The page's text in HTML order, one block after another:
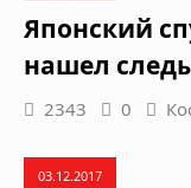
Японский
нашел
2343 0
03.12.2017